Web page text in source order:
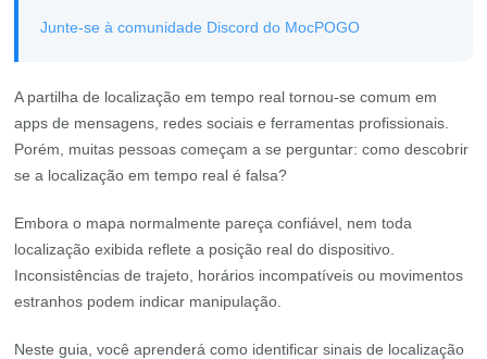
Junte-se à comunidade Discord do MocPOGO
A partilha de localização em tempo real tornou-se comum em
apps de mensagens, redes sociais e ferramentas profissionais.
Porém, muitas pessoas começam a se perguntar: como descobrir
se a localização em tempo real é falsa?
Embora o mapa normalmente pareça confiável, nem toda
localização exibida reflete a posição real do dispositivo.
Inconsistências de trajeto, horários incompatíveis ou movimentos
estranhos podem indicar manipulação.
Neste guia, você aprenderá como identificar sinais de localização